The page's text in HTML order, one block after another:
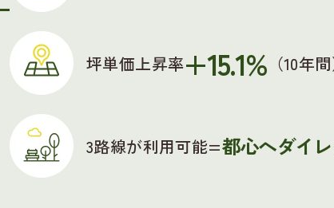
坪単価上昇率+15.1% （10年間
3路線が利用可能=都心へダイ